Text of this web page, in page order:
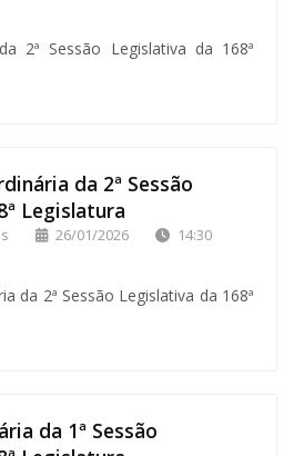
2ª Sessão Legislativa da 168ª
da 2ª Sessão
Legislatura
26/01/2026
14:30
da 2ª Sessão Legislativa da 168ª
da 1ª Sessão